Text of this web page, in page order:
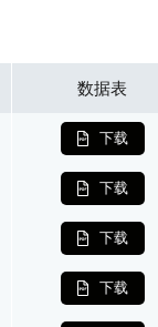
数据表
下载
下载
下载
下载